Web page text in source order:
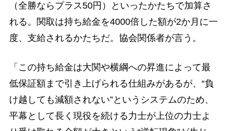
（全勝ならプラス50円）といったかたちで加算さ
れる。関取は持ち給金を4000倍した額が2か月に一
度、支給されるかたちだ。協会関係者が言う。
「この持ち給金は大関や横綱への昇進によって最
低保証額まで引き上げられる仕組みがあるが、“負
け越しても減額されない”というシステムのため、
平幕として長く現役を続ける力士が上位の力士よ